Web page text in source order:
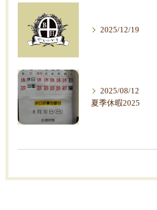
2025/12/19
2025/08/12
夏季休暇2025